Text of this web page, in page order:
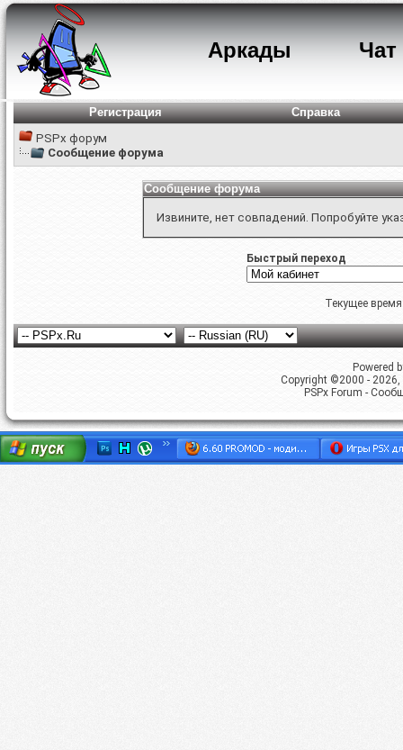
Аркады Чат
Регистрация
Справка
PSPx форум
Сообщение форума
Сообщение форума
Извините, нет совпадений. Попробуйте
Быстрый переход
Текущее
Powered
Copyright ©2000 -
PSPx Forum -